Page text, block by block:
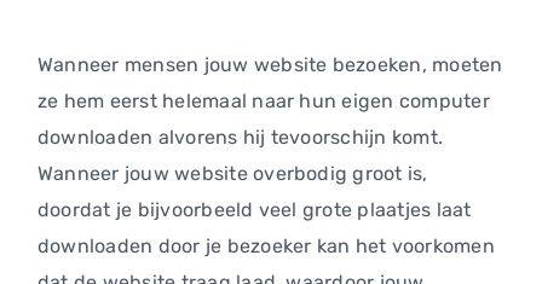
Wanneer mensen jouw website bezoeken, moeten
ze hem eerst helemaal naar hun eigen computer
downloaden alvorens hij tevoorschijn komt.
Wanneer jouw website overbodig groot is,
doordat je bijvoorbeeld veel grote plaatjes laat
downloaden door je bezoeker kan het voorkomen